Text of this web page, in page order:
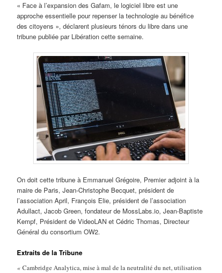
« Face à l’expansion des Gafam, le logiciel libre est une
approche essentielle pour repenser la technologie au bénéfice
des citoyens », déclarent plusieurs ténors du libre dans une
tribune publiée par Libération cette semaine.
On doit cette tribune à Emmanuel Grégoire, Premier adjoint à la
maire de Paris, Jean-Christophe Becquet, président de
l’association April, François Elie, président de l’association
Adullact, Jacob Green, fondateur de MossLabs.io, Jean-Baptiste
Kempf, Président de VideoLAN et Cédric Thomas, Directeur
Général du consortium OW2.
Extraits de la Tribune
«Cambridge Analytica, mise à mal de la neutralité du net, utilisation